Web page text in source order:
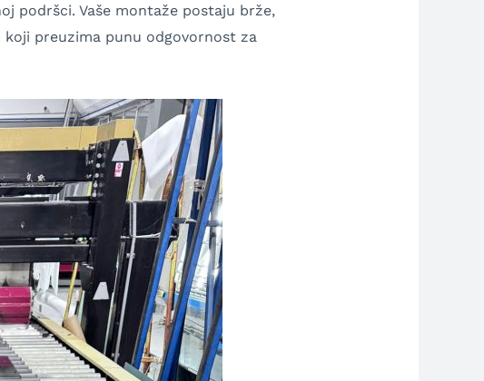
podršci. Vaše montaže postaju brže,
preuzima punu odgovornost za